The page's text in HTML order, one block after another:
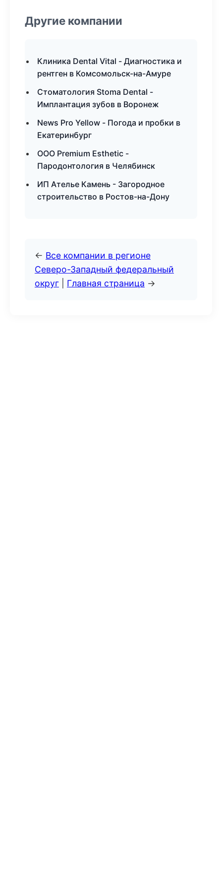
Другие компании
Клиника Dental Vital - Диагностика и
рентген в Комсомольск-на-Амуре
Стоматология Stoma Dental -
Имплантация зубов в Воронеж
News Pro Yellow - Погода и пробки в
Екатеринбург
ООО Premium Esthetic -
Пародонтология в Челябинск
ИП Ателье Камень - Загородное
строительство в Ростов-на-Дону
← Все компании в регионе
Северо-Западный федеральный
округ
Главная страница →